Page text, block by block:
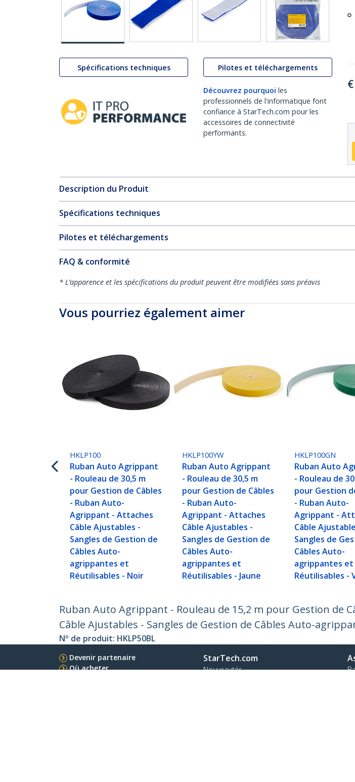
Spécifications techniques Pilotes et téléchargements
Découvrez pourquoi les
professionnels de l'informatique font
confiance à StarTech.com pour les
accessoires de connectivité
performants.
€
Description du Produit
Spécifications techniques
Pilotes et téléchargements
FAQ & conformité
* L’apparence et les spécifications du produit peuvent être modifiées sans préavis
Vous pourriez également aimer
HKLP100
Ruban Auto Agrippant
- Rouleau de 30,5 m
pour Gestion de Câbles
- Ruban Auto-
Agrippant - Attaches
Câble Ajustables -
Sangles de Gestion de
Câbles Auto-
agrippantes et
Réutilisables - Noir
HKLP100YW
Ruban Auto Agrippant
- Rouleau de 30,5 m
pour Gestion de Câbles
- Ruban Auto-
Agrippant - Attaches
Câble Ajustables -
Sangles de Gestion de
Câbles Auto-
agrippantes et
Réutilisables - Jaune
HKLP100GN
Ruban Auto
- Rouleau de
pour Gestion
- Ruban Auto-
Agrippant -
Câble
Sangles de
Câbles Auto-
agrippantes et
Réutilisables -
Ruban Auto Agrippant - Rouleau de 15,2 m pour Gestion de
Câble Ajustables - Sangles de Gestion de Câbles Auto-
Nº de produit: HKLP50BL
Devenir partenaire
Où acheter
StarTech.com
Nouveautés